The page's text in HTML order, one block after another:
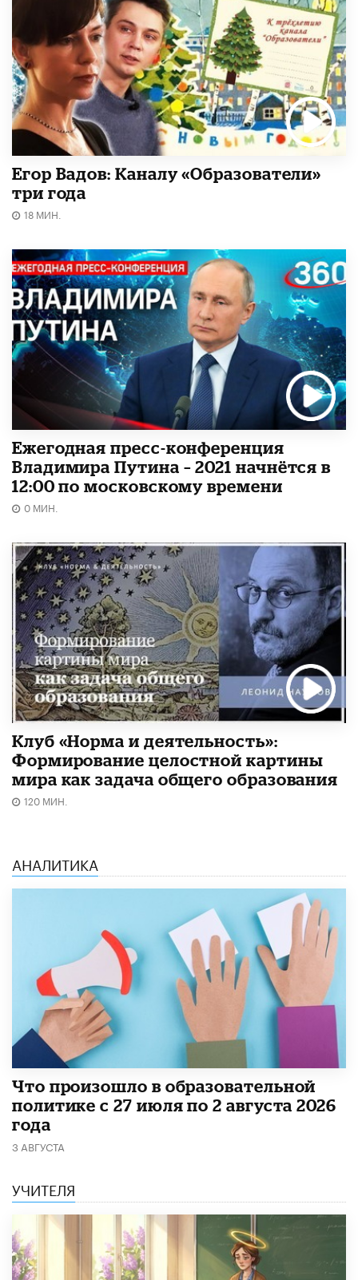
Егор Вадов: Каналу «Образователи»
три года
18 МИН.
Ежегодная пресс-конференция
Владимира Путина – 2021 начнётся в
12:00 по московскому времени
0 МИН.
Клуб «Норма и деятельность»:
Формирование целостной картины
мира как задача общего образования
120 МИН.
АНАЛИТИКА
​Что произошло в образовательной
политике с 27 июля по 2 августа 2026
года
3 АВГУСТА
УЧИТЕЛЯ